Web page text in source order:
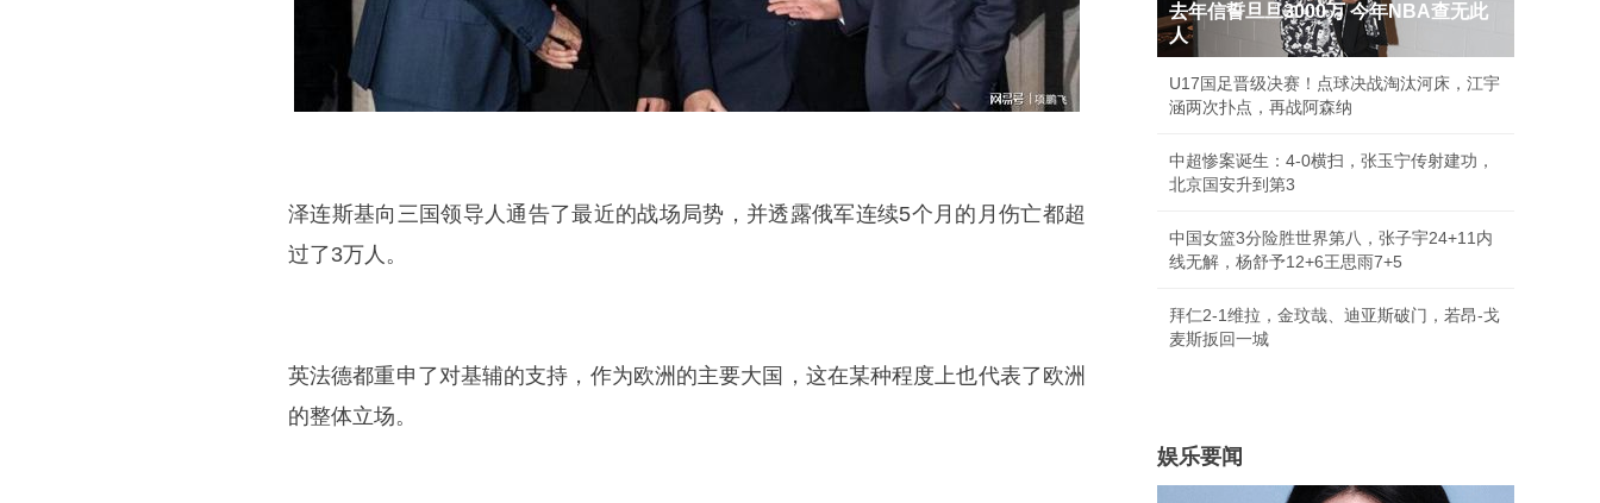
泽连斯基向三国领导人通告了最近的战场局势，并透露俄军连续5个月的月伤亡都超
过了3万人。
英法德都重申了对基辅的支持，作为欧洲的主要大国，这在某种程度上也代表了欧洲
的整体立场。
去年信誓旦旦3000万 今年NBA查无此
人
U17国足晋级决赛！点球决战淘汰河床，江宇
涵两次扑点，再战阿森纳
中超惨案诞生：4-0横扫，张玉宁传射建功，
北京国安升到第3
中国女篮3分险胜世界第八，张子宇24+11内
线无解，杨舒予12+6王思雨7+5
拜仁2-1维拉，金玟哉、迪亚斯破门，若昂-戈
麦斯扳回一城
娱乐要闻